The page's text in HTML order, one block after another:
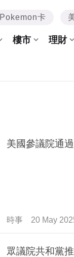
Pokemon卡
樓市 理財
美國參議院通
時事 20 May
眾議院共和黨